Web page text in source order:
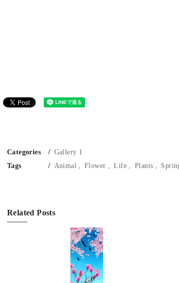
Categories
Gallery 1
Tags
Animal Flower Life Plants
Related Posts